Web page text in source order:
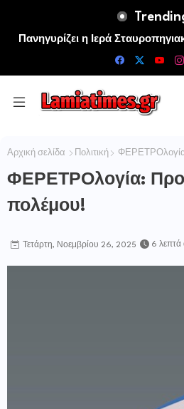
Πανηγυρίζει η Ιερά
Μεταμορφώσεως του Σωτήρος
Αρχική σελίδα Πολιτική
ΦΕΡΕΤΡΟλογία:
πολέμου!
Τετάρτη, Νοεμβρίου 26, 2025 6 λεπτά